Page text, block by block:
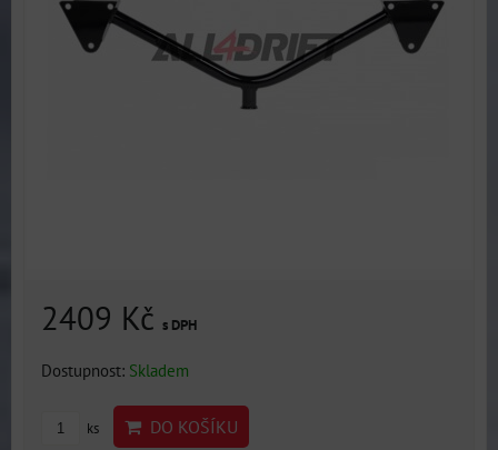
2409 Kč s DPH
Dostupnost: Skladem
ks DO KOŠÍKU